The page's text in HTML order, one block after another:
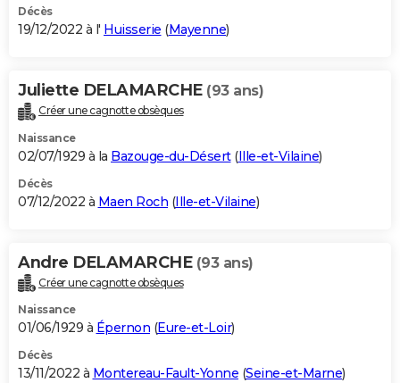
Décès
19/12/2022 à l' Huisserie (Mayenne)
Juliette DELAMARCHE (93 ans)
Créer une cagnotte obsèques
Naissance
02/07/1929 à la Bazouge-du-Désert(Ille-et-Vilaine)
Décès
07/12/2022 à Maen Roch (Ille-et-Vilaine)
Andre DELAMARCHE (93 ans)
Créer une cagnotte obsèques
Naissance
01/06/1929 à Épernon (Eure-et-Loir)
Décès
13/11/2022 à Montereau-Fault-Yonne (Seine-et-Marne)